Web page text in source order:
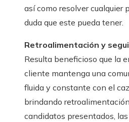
así como resolver cualquier
duda que este pueda tener.
Retroalimentación y
Resulta beneficioso que la
cliente mantenga una
fluida y constante con el
brindando
candidatos presentados, las